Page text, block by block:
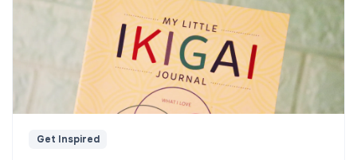
Get Inspired